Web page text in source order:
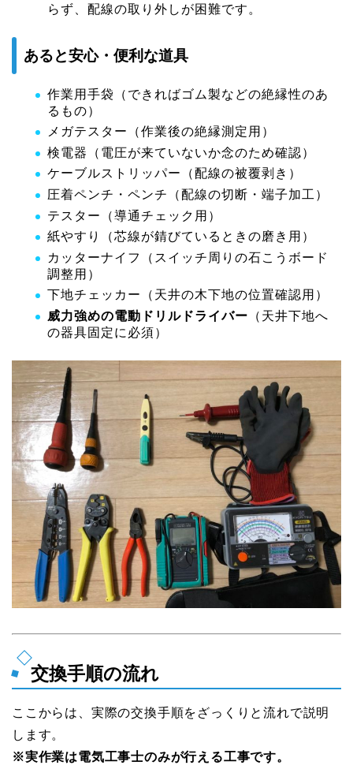
らず、配線の取り外しが困難です。
あると安心・便利な道具
作業用手袋（できればゴム製などの絶縁性のあ
るもの）
メガテスター（作業後の絶縁測定用）
検電器（電圧が来ていないか念のため確認）
ケーブルストリッパー（配線の被覆剥き）
圧着ペンチ・ペンチ（配線の切断・端子加工）
テスター（導通チェック用）
紙やすり（芯線が錆びているときの磨き用）
カッターナイフ（スイッチ周りの石こうボード
調整用）
下地チェッカー（天井の木下地の位置確認用）
威力強めの電動ドリルドライバー （天井下地へ
の器具固定に必須）
交換手順の流れ
ここからは、実際の交換手順をざっくりと流れで説明
します。
※実作業は電気工事士のみが行える工事です。